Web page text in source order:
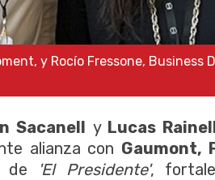
y Rocío Fressone, Business
Sacanell yLucas
alianza con Gaumont,
de 'El Presidente',